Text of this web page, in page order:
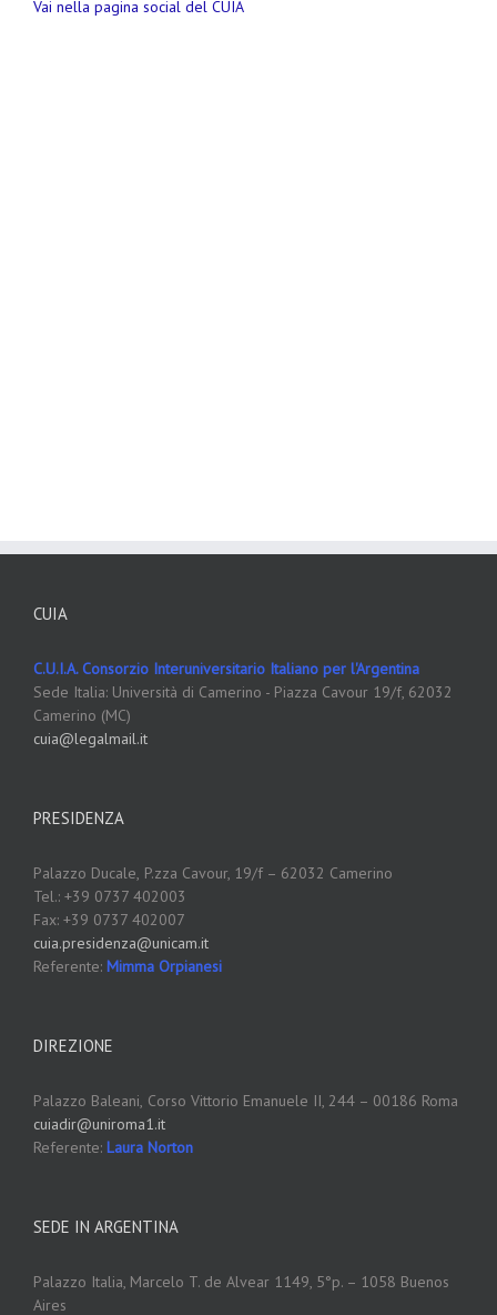
Vai nella pagina social del CUIA
CUIA
C.U.I.A. Consorzio Interuniversitario Italiano per l'Argentina
Sede Italia: Università di Camerino - Piazza Cavour 19/f, 62032
Camerino (MC)
cuia@legalmail.it
PRESIDENZA
Palazzo Ducale, P.zza Cavour, 19/f – 62032 Camerino
Tel.: +39 0737 402003
Fax: +39 0737 402007
cuia.presidenza@unicam.it
Referente: Mimma Orpianesi
DIREZIONE
Palazzo Baleani, Corso Vittorio Emanuele II, 244 – 00186 Roma
cuiadir@uniroma1.it
Referente: Laura Norton
SEDE IN ARGENTINA
Palazzo Italia, Marcelo T. de Alvear 1149, 5°p. – 1058 Buenos
Aires